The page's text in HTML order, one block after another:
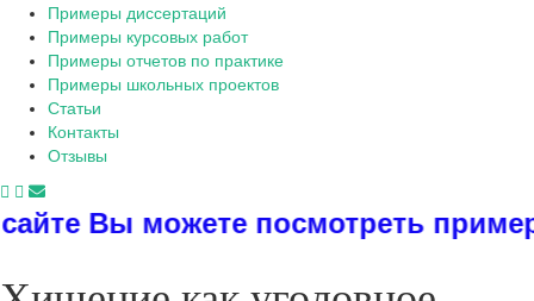
Примеры диссертаций
Примеры курсовых работ
Примеры отчетов по практике
Примеры школьных проектов
Статьи
Контакты
Отзывы
примеры